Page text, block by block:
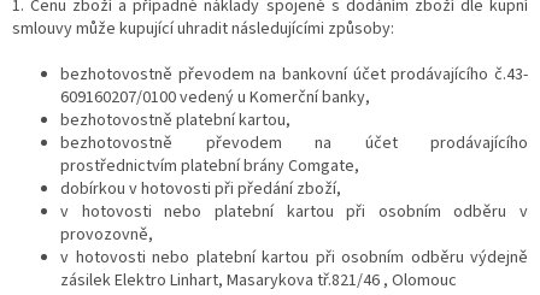
1. Cenu zboží a případné náklady spojené s dodáním zboží dle kupní
smlouvy může kupující uhradit následujícími způsoby:
bezhotovostně převodem na bankovní účet prodávajícího č.43-
609160207/0100 vedený u Komerční banky,
bezhotovostně platební kartou,
bezhotovostně převodem na účet prodávajícího
prostřednictvím platební brány Comgate,
dobírkou v hotovosti při předání zboží,
v hotovosti nebo platební kartou při osobním odběru v
provozovně,
v hotovosti nebo platební kartou při osobním odběru výdejně
zásilek Elektro Linhart, Masarykova tř.821/46 , Olomouc